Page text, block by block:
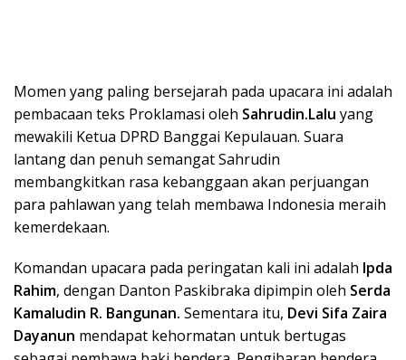
Momen yang paling bersejarah pada upacara ini adalah
pembacaan teks Proklamasi oleh Sahrudin.Lalu yang
mewakili Ketua DPRD Banggai Kepulauan. Suara
lantang dan penuh semangat Sahrudin
membangkitkan rasa kebanggaan akan perjuangan
para pahlawan yang telah membawa Indonesia meraih
kemerdekaan.
Komandan upacara pada peringatan kali ini adalah Ipda
Rahim, dengan Danton Paskibraka dipimpin oleh Serda
Kamaludin R. Bangunan. Sementara itu, Devi Sifa Zaira
Dayanun mendapat kehormatan untuk bertugas